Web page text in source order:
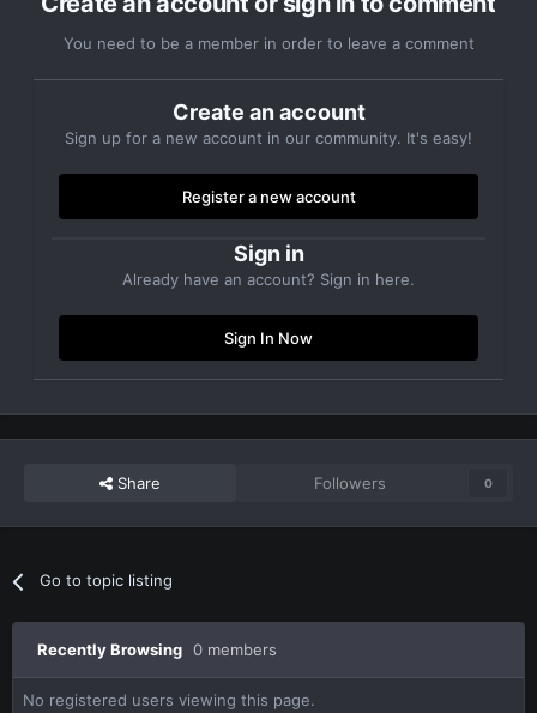
You need to be a member in order to leave a comment
Create an account
Sign up for a new account in our community. It's easy!
Register a new account
Sign in
Already have an account? Sign in here.
Sign In Now
Share Followers 0
Go to topic listing
Recently Browsing 0 members
No registered users viewing this page.